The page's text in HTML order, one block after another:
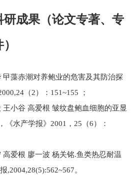
成果（论文专著、专
藻赤潮对养鲍业的危害及其防治探
（2）：151~155 ；
小谷 高爱根 皱纹盘鲍血细胞的亚显
《水产学报》2001，25（6）：
爱根 廖一波 杨关铭.鱼类热忍耐温
,2004,28(5):562~567。